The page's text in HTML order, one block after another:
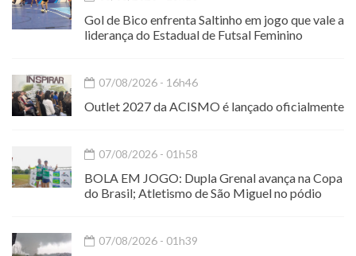
Gol de Bico enfrenta Saltinho em jogo que vale a
liderança do Estadual de Futsal Feminino
07/08/2026 - 16h46
Outlet 2027 da ACISMO é lançado oficialmente
07/08/2026 - 01h58
BOLA EM JOGO: Dupla Grenal avança na Copa
do Brasil; Atletismo de São Miguel no pódio
07/08/2026 - 01h39